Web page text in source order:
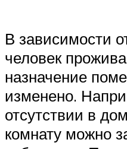
В зависимости
человек
назначение
изменено.
отсутствии в
комнату можно